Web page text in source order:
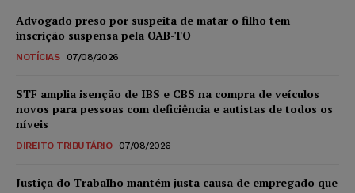
Advogado preso por suspeita de matar o filho tem
inscrição suspensa pela OAB-TO
NOTÍCIAS 07/08/2026
STF amplia isenção de IBS e CBS na compra de veículos
novos para pessoas com deficiência e autistas de todos os
níveis
DIREITO TRIBUTÁRIO 07/08/2026
Justiça do Trabalho mantém justa causa de empregado que